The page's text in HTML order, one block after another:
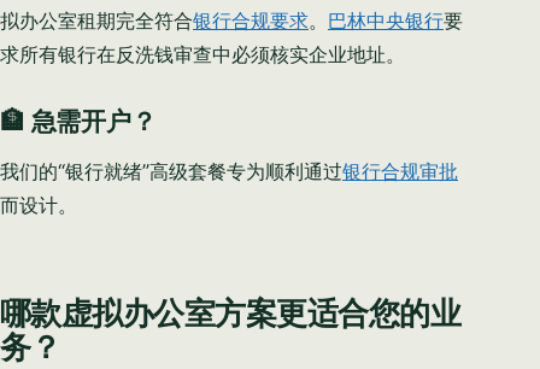
拟办公室租期完全符合银行合规要求。 巴林中央银行要
求所有银行在反洗钱审查中必须核实企业地址。
🏦 急需开户？
我们的“银行就绪”高级套餐专为顺利通过银行合规审批
而设计。
哪款虚拟办公室方案更适合您的业
务？